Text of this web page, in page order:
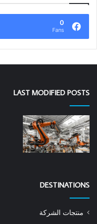
0
Fans
LAST MODIFIED POSTS
DESTINATIONS
منتجات الشركة